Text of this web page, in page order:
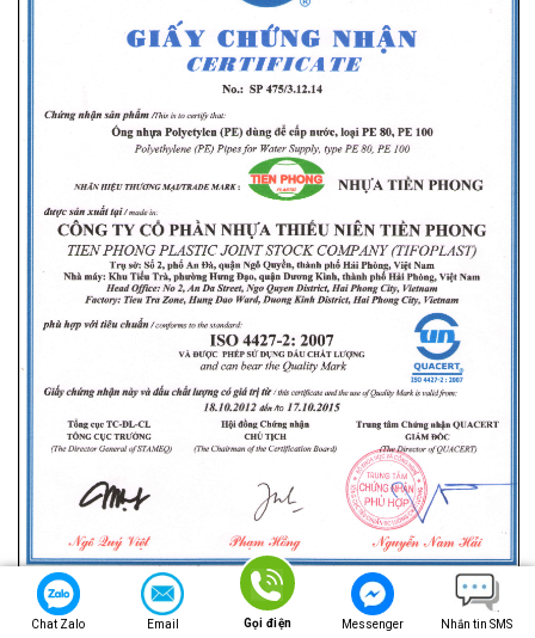
Chứng nhận chất lượngỐNG NHỰA PVC D710
TIỀN PHONG
Chat Zalo Email Gọi điện Messenger Nhắn tin SMS